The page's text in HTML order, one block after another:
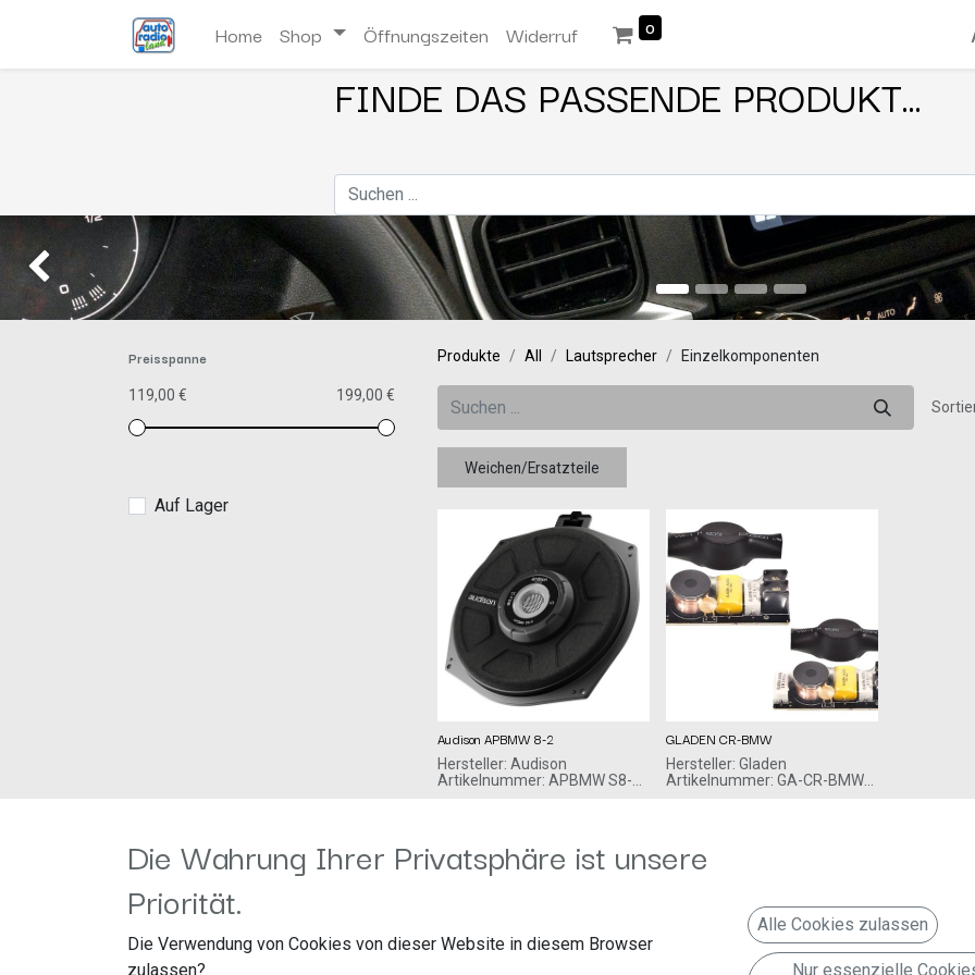
Home Shop Öffnungszeiten Widerruf 0
FINDE DAS PASSENDE PRODUKT...
Zurück
Preisspanne
119,00 € 199,00 €
Auf Lager
Produkte All Lautsprecher Einzelkomponenten
Weichen/Ersatzteile
Audison APBMW 8-2
Hersteller: Audison
Artikelnummer: APBMW S8-2
Italien www.elettromedia.de
GLADEN CR-BMW
Hersteller: Gladen
Artikelnummer: GA-CR-BMW
Die Wahrung Ihrer Privatsphäre ist unsere
Priorität.
Die Verwendung von Cookies von dieser Website in diesem Browser
zulassen?
Alle Cookies zulassen
Nur essenzielle